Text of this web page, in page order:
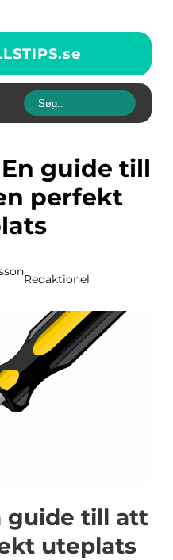
se
perfekt
Redaktionel
guide till att
uteplats